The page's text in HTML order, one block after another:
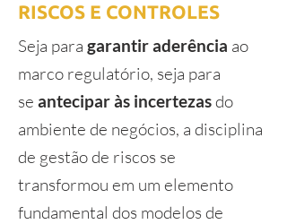
RISCOS E CONTROLES
Seja para garantir aderência ao
marco regulatório, seja para
se antecipar às incertezasdo
ambiente de negócios, a disciplina
de gestão de riscos se
transformou em um elemento
fundamental dos modelos de